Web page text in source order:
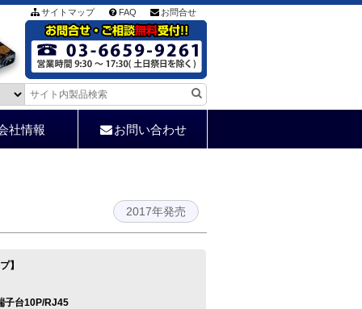
サイトマップ FAQ お問合せ
社情報 お問い合わせ
2017年発売
】
子台10P/RJ45